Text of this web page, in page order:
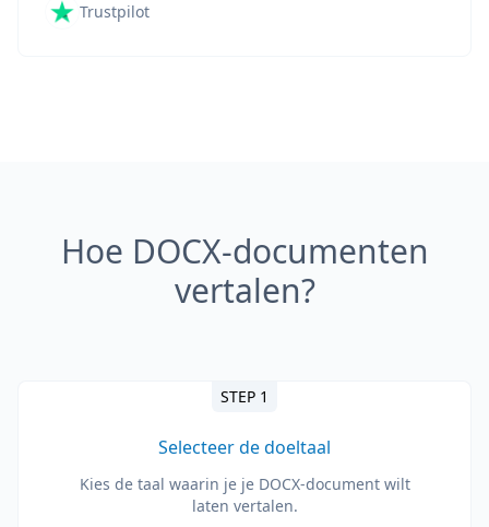
Trustpilot
Hoe DOCX-documenten
vertalen?
STEP 1
Selecteer de doeltaal
Kies de taal waarin je je DOCX-document wilt
laten vertalen.